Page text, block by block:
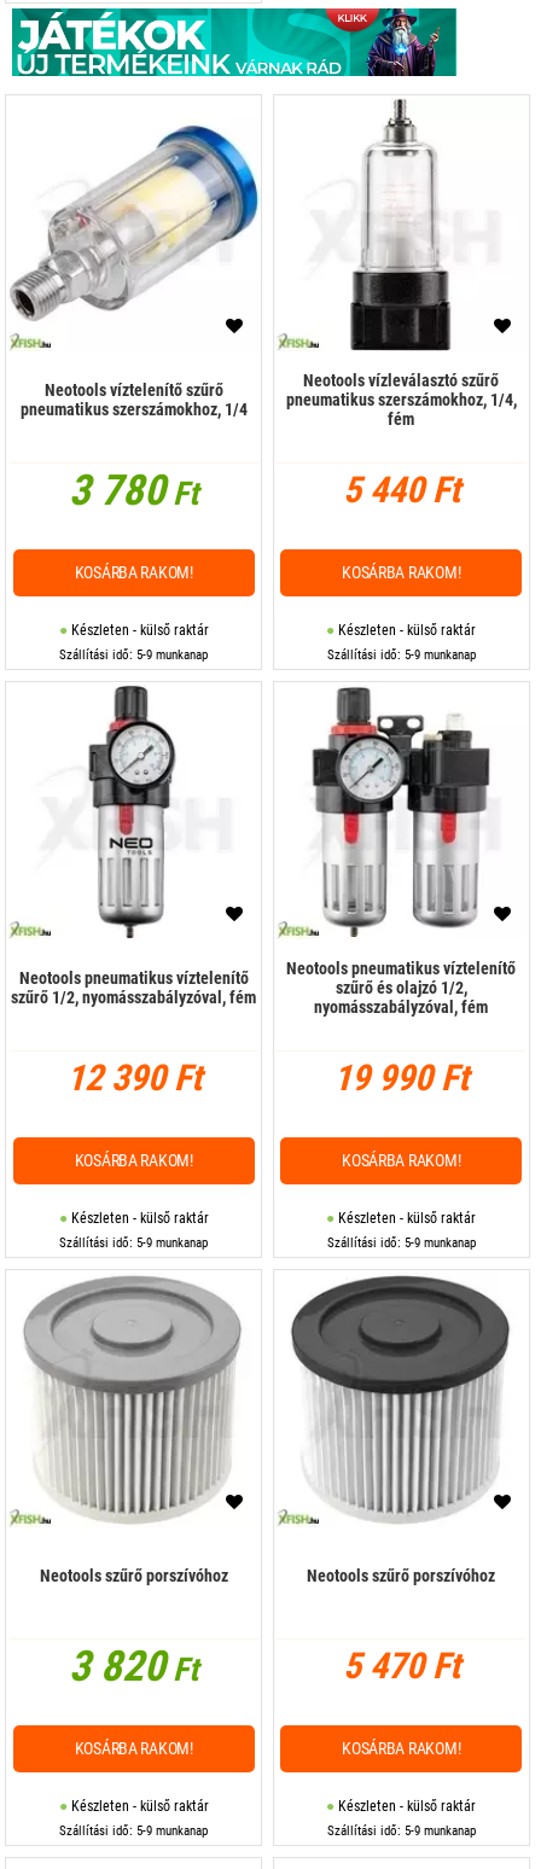
Neotools víztelenítő szűrő
pneumatikus szerszámokhoz, 1/4
3 780Ft
Készleten - külső raktár
Szállítási idő: 5-9 munkanap
KOSÁRBA RAKOM!
Neotools vízleválasztó szűrő
pneumatikus szerszámokhoz, 1/4,
fém
5 440 Ft
Készleten - külső raktár
Szállítási idő: 5-9 munkanap
KOSÁRBA RAKOM!
Neotools pneumatikus víztelenítő
szűrő 1/2, nyomásszabályzóval, fém
12 390 Ft
Készleten - külső raktár
Szállítási idő: 5-9 munkanap
KOSÁRBA RAKOM!
Neotools pneumatikus víztelenítő
szűrő és olajzó 1/2,
nyomásszabályzóval, fém
19 990 Ft
Készleten - külső raktár
Szállítási idő: 5-9 munkanap
KOSÁRBA RAKOM!
Neotools szűrő porszívóhoz
3 820Ft
Készleten - külső raktár
Szállítási idő: 5-9 munkanap
KOSÁRBA RAKOM!
Neotools szűrő porszívóhoz
5 470 Ft
Készleten - külső raktár
Szállítási idő: 5-9 munkanap
KOSÁRBA RAKOM!